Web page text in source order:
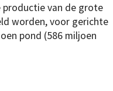
van de grote
worden, voor gerichte
pond (586 miljoen